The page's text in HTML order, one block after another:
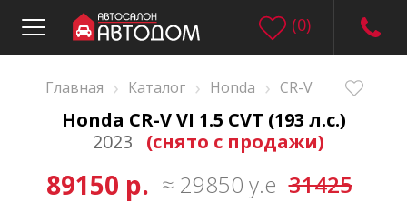
(0)
Главная › Каталог › Honda › CR-V
Honda CR-V VI 1.5 CVT (193 л.с.)
2023
(снято с продажи)
89150 р. ≈ 29850 у.е 31425